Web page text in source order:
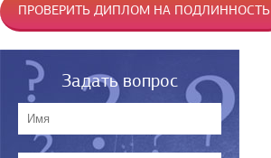
ПРОВЕРИТЬ ДИПЛОМ НА ПОДЛИННОСТЬ
Задать вопрос